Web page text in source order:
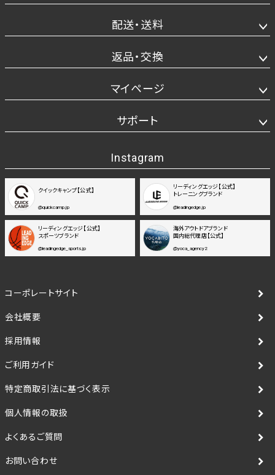
配送・送料
返品・交換
マイページ
サポート
Instagram
クイックキャンプ【公式】
@quickcamp.jp
リーディングエッジ【公式】
トレーニングブランド
@leadingedge.jp
リーディングエッジ【公式】
スポーツブランド
@leadingedge_sports.jp
海外アウトドアブランド
国内総代理店【公式】
@yoca_agency2
コーポレートサイト
会社概要
採用情報
ご利用ガイド
特定商取引法に基づく表示
個人情報の取扱
よくあるご質問
お問い合わせ